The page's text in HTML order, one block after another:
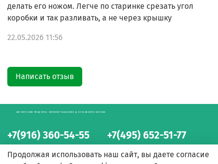
делать его ножом. Легче по старинке срезать угол
коробки и так разливать, а не через крышку
22.05.2026 11:56
Написать отзыв
+7(916) 360-54-55
интернет-магазин
+7(495) 652-51-77
интернет-магазин
БЕЛОРУССКИЕ ПРОДУКТЫ - ИНТЕРНЕТ-МАГАЗИН С ДОСТАВКОЙ ПО МОСКВЕ
Продолжая использовать наш сайт, вы даете согласие